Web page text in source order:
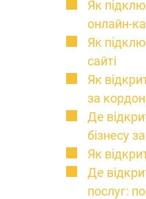
Як
онлайн-
Як
сайті
Як
за
Де
бізнесу
Як
Де
послуг: